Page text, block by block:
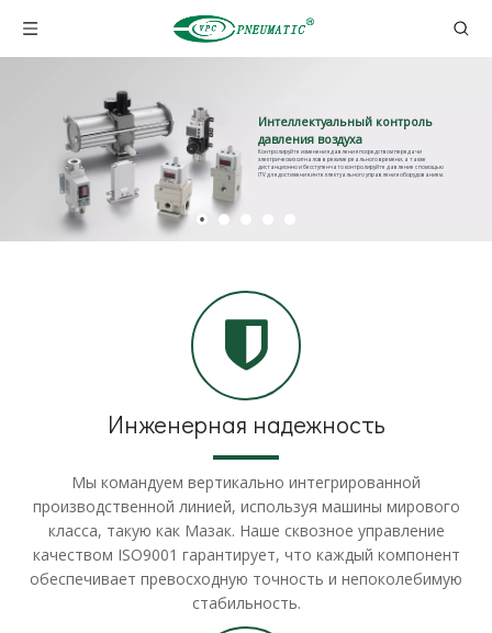
Интеллектуальный контроль
давления воздуха
Контролируйте изменения давления посредством передачи
электрических сигналов в режиме реального времени, а также
дистанционно и бесступенчато контролируйте давление с помощью
ITV для достижения интеллектуального управления оборудованием.
Инженерная надежность
Мы командуем вертикально интегрированной
производственной линией, используя машины мирового
класса, такую как Мазак. Наше сквозное управление
качеством ISO9001 гарантирует, что каждый компонент
обеспечивает превосходную точность и непоколебимую
стабильность.